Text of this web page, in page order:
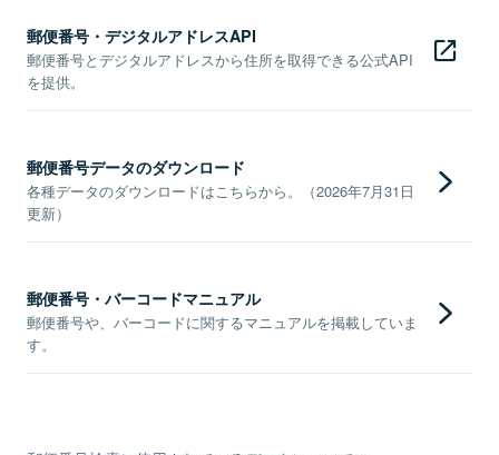
郵便番号・デジタルアドレスAPI
郵便番号とデジタルアドレスから住所を取得できる公式API
を提供。
郵便番号データのダウンロード
各種データのダウンロードはこちらから。（2026年7月31日
更新）
郵便番号・バーコードマニュアル
郵便番号や、バーコードに関するマニュアルを掲載していま
す。